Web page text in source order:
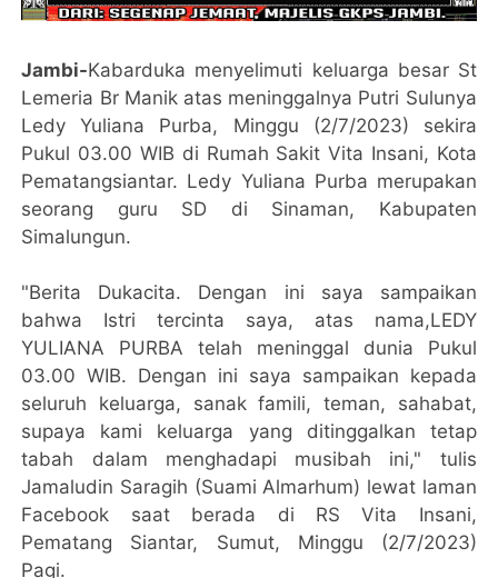
Jambi-Kabarduka menyelimuti keluarga besar St
Lemeria Br Manik atas meninggalnya Putri Sulunya
Ledy Yuliana Purba, Minggu (2/7/2023) sekira
Pukul 03.00 WIB di Rumah Sakit Vita Insani, Kota
Pematangsiantar. Ledy Yuliana Purba merupakan
seorang guru SD di Sinaman, Kabupaten
Simalungun.
"Berita Dukacita. Dengan ini saya sampaikan
bahwa Istri tercinta saya, atas nama,LEDY
YULIANA PURBA telah meninggal dunia Pukul
03.00 WIB. Dengan ini saya sampaikan kepada
seluruh keluarga, sanak famili, teman, sahabat,
supaya kami keluarga yang ditinggalkan tetap
tabah dalam menghadapi musibah ini," tulis
Jamaludin Saragih (Suami Almarhum) lewat laman
Facebook saat berada di RS Vita Insani,
Pematang Siantar, Sumut, Minggu (2/7/2023)
Pagi.